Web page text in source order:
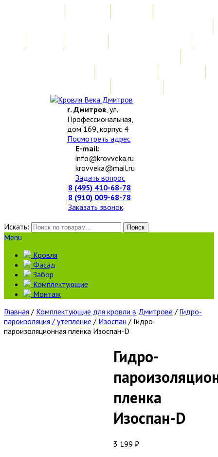
г. Дмитров, ул.
Профессиональная,
дом 169, корпус 4
Посмотреть адрес
E-mail:
info@krovveka.ru
krovveka@mail.ru
Задать вопрос
8 (495) 410-68-78
8 (910) 009-68-78
Заказать звонок
Искать:
Поиск
Menu
Кровля
Фасад
Забор
Комплектующие
Монтаж
Главная / Комплектующие для кровли в Дмитрове / Гидро-
пароизоляция / утепление / Изоспан / Гидро-
пароизоляционная пленка Изоспан-D
Гидро-
пленка
Изоспан-D
3 199 ₽